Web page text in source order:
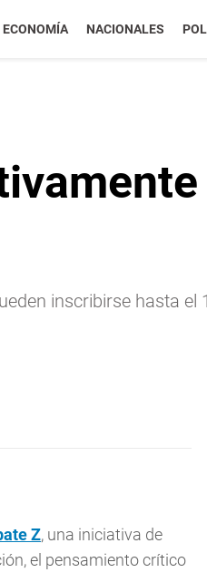
ECONOMÍA NACIONALES
inscribirse hasta el
Z, una iniciativa de
el pensamiento crítico